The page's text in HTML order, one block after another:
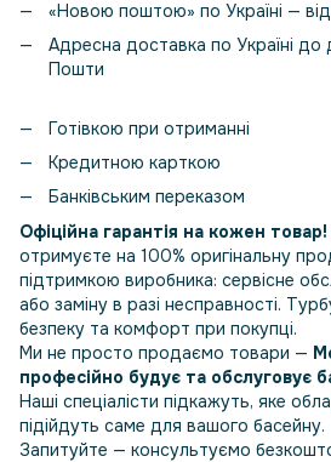
«Новою поштою» по Україні —
Адресна доставка по Україні
Пошти
Готівкою при отриманні
Кредитною карткою
Банківським переказом
Офіційна гарантія на кожен товар!
отримуєте на 100% оригінальну
підтримкою виробника: сервісне
або заміну в разі несправності.
безпеку та комфорт при покупці.
Ми не просто продаємо товари —
професійно будує та обслуговує
Наші спеціалісти підкажуть, яке
підійдуть саме для вашого басейну.
Запитуйте — консультуємо